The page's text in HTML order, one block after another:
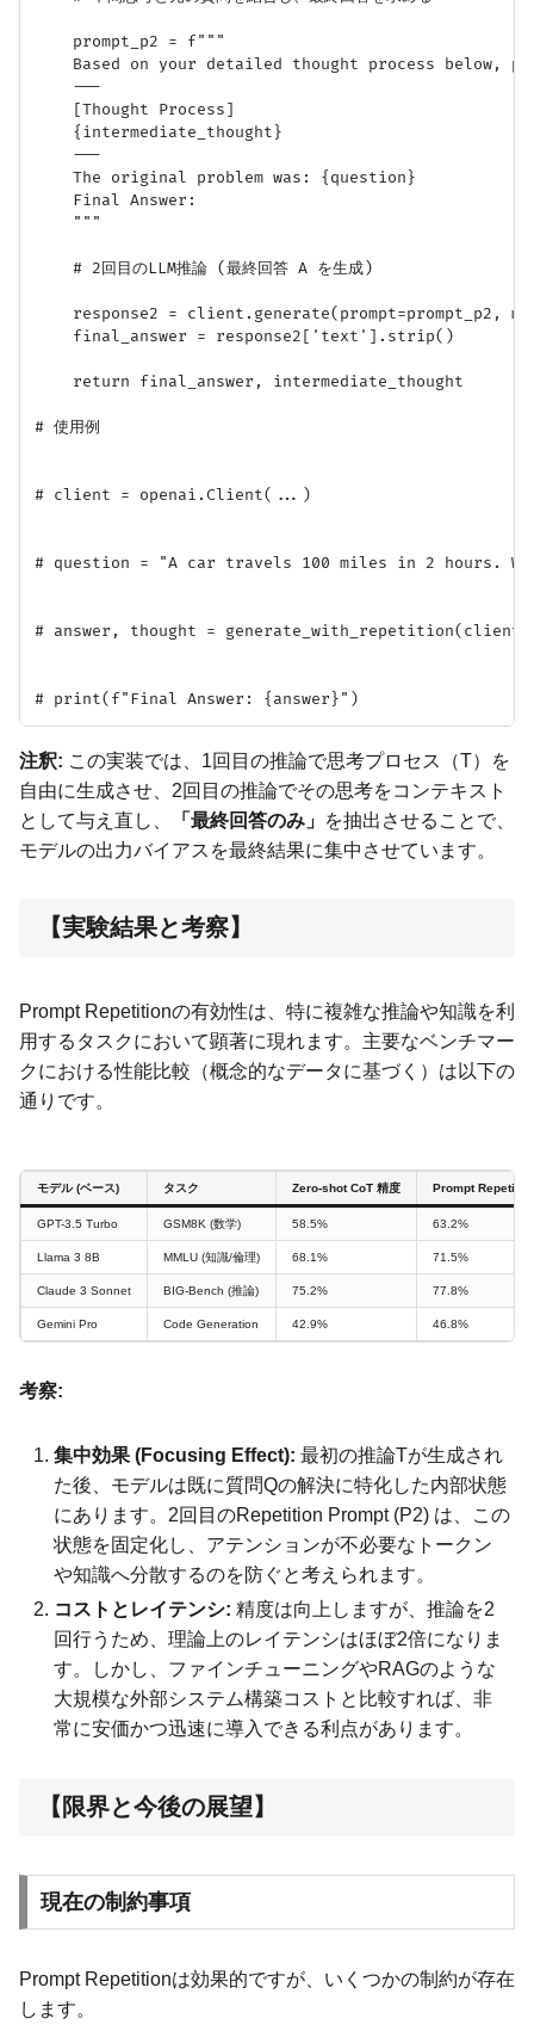
    prompt_p2 = f"""
Based on your detailed thought process below,
    ---
    [Thought Process]
    {intermediate_thought}
    ---
    The original problem was: {question}
    Final Answer:
    """
    # 2回目のLLM推論 (最終回答 A を生成)
response2 = client.generate(prompt=prompt_p2,
    final_answer = response2['text'].strip()
    return final_answer, intermediate_thought
# 使用例
# client = openai.Client(...)
# question = "A car travels 100 miles in 2 hours.
# answer, thought =
注釈: この実装では、1回目の推論で思考プロセス（T）を
自由に生成させ、2回目の推論でその思考をコンテキスト
として与え直し、
「最終回答のみ」 を抽出させることで、
モデルの出力バイアスを最終結果に集中させています。
【実験結果と考察】
Prompt Repetitionの有効性は、特に複雑な推論や知識を利
用するタスクにおいて顕著に現れます。主要なベンチマー
クにおける性能比較（概念的なデータに基づく）は以下の
通りです。
モデル (ベース) タスク Zero-shot CoT 精度 Prompt
GPT-3.5 Turbo GSM8K (数学) 58.5% 63.2%
Llama 3 8B MMLU (知識/倫理) 68.1% 71.5%
Claude 3 Sonnet BIG-Bench (推論) 75.2% 77.8%
Gemini Pro Code Generation 42.9% 46.8%
考察:
集中効果 (Focusing Effect): 最初の推論Tが生成され
た後、モデルは既に質問Qの解決に特化した内部状態
にあります。2回目のRepetition Prompt (P2) は、この
状態を固定化し、アテンションが不必要なトークン
や知識へ分散するのを防ぐと考えられます。
コストとレイテンシ: 精度は向上しますが、推論を2
回行うため、理論上のレイテンシはほぼ2倍になりま
す。しかし、ファインチューニングやRAGのような
大規模な外部システム構築コストと比較すれば、非
常に安価かつ迅速に導入できる利点があります。
【限界と今後の展望】
現在の制約事項
Prompt Repetitionは効果的ですが、いくつかの制約が存在
します。